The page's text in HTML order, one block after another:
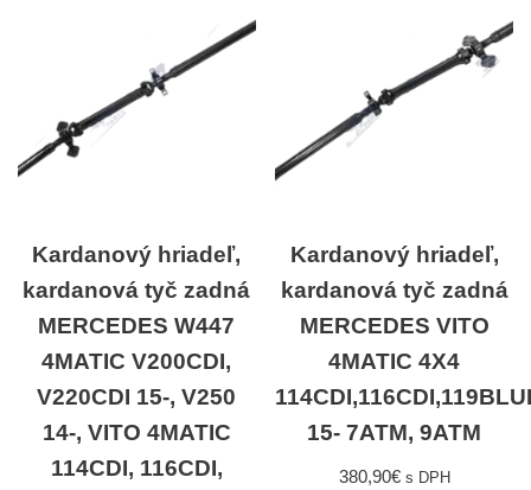
Kardanový hriadeľ,
kardanová tyč zadná
MERCEDES W447
4MATIC V200CDI,
V220CDI 15-, V250
14-, VITO 4MATIC
114CDI, 116CDI,
Kardanový hriadeľ,
kardanová tyč zadná
MERCEDES VITO
4MATIC 4X4
15- 7ATM, 9ATM
380,90€ s DPH